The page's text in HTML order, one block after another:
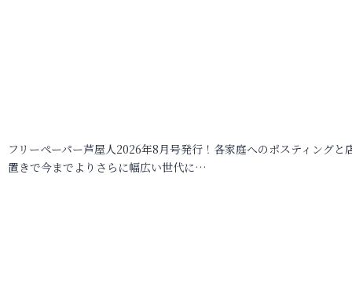
フリーペーパー芦屋人2026年8月号発行！各家庭へのポスティングと
置きで今までよりさらに幅広い世代に…